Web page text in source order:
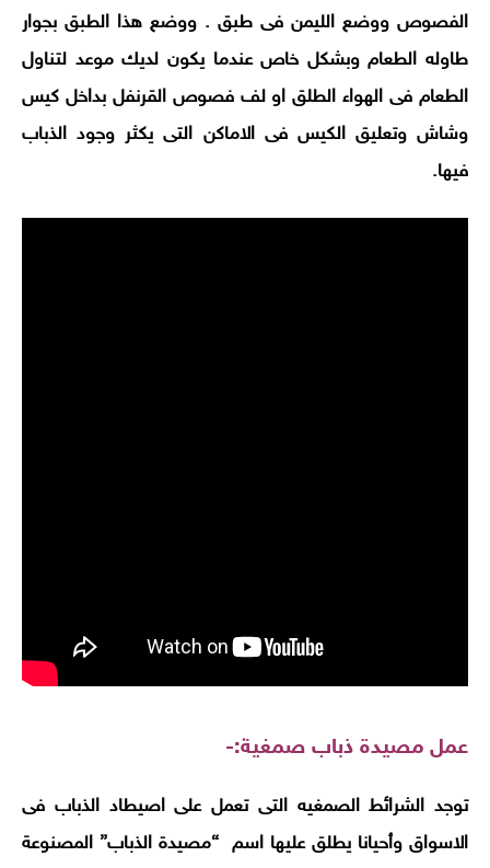
الفصوص ووضع الليمن فى طبق . ووضع هذا الطبق بجوار
طاوله الطعام وبشكل خاص عندما يكون لديك موعد لتناول
الطعام فى الهواء الطلق او لف فصوص القرنفل بداخل كيس
وشاش وتعليق الكيس فى الاماكن التى يكثر وجود الذباب
فيها.
عمل مصيدة ذباب صمغية:-
توجد الشرائط الصمغيه التى تعمل على اصيطاد الذباب فى
الاسواق وأحيانا يطلق عليها اسم “مصيدة الذباب” المصنوعة